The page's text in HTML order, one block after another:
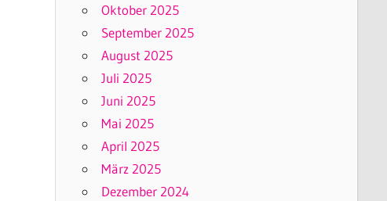
Oktober 2025
September 2025
August 2025
Juli 2025
Juni 2025
Mai 2025
April 2025
März 2025
Dezember 2024